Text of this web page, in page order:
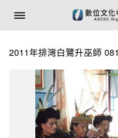
2011年排灣白鷺升巫師 081